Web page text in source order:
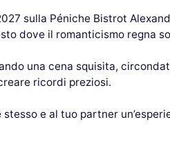
sulla Péniche Bistrot
dove il romanticismo regna
una cena squisita,
ricordi preziosi.
e al tuo partner